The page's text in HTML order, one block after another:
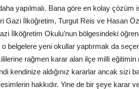
yapılmalı. Bana göre en kolay
Gazi İlköğretim, Turgut Reis ve Hasan
İlköğretim Okulu’nun bölgesindeki
belgelere yeni okullar yaptırmak da
rağmen karar alan ilçe milli eğitimin
kendinize aldığınız kararlar ancak sizi
hakkıdır. Yine de bir şeye karar